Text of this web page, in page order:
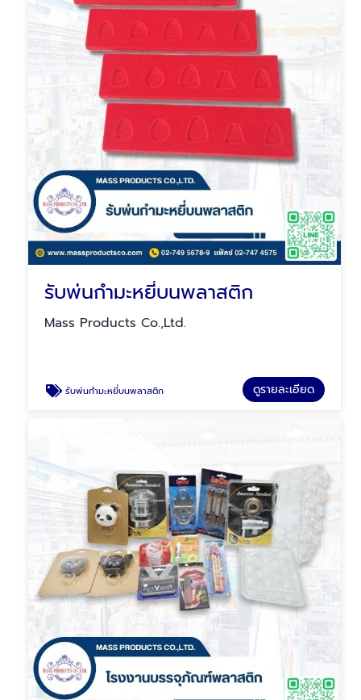
รับพ่นกำมะหยี่บนพลาสติก
Mass Products Co.,Ltd.
รับพ่นกำมะหยี่บนพลาสติก ดูรายละเอียด